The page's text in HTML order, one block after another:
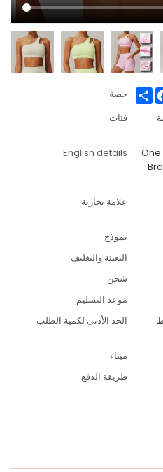
حصةShare
فئات
English details
One
علامة تجارية
نموذج
التعبئة والتغليف
شحن
موعد التسليم
الحد الأدنى لكمية الطلب
ميناء
طريقة الدفع